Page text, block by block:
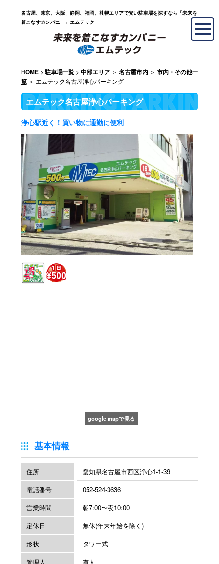
名古屋、東京、大阪、静岡、福岡、札幌エリアで安い駐車場を探すなら「未来を
着こなすカンパニー」エムテック
HOME> 駐車場一覧> 中部エリア＞ 名古屋市内＞ 市内・その他一
覧＞ エムテック名古屋浄心パーキング
エムテック名古屋浄心パーキング
浄心駅近く！買い物に通勤に便利
google mapで見る
基本情報
住所
愛知県名古屋市西区浄心1-1-39
電話番号
052-524-3636
営業時間
朝7:00〜夜10:00
定休日
無休(年末年始を除く)
形状
タワー式
管理人
有人